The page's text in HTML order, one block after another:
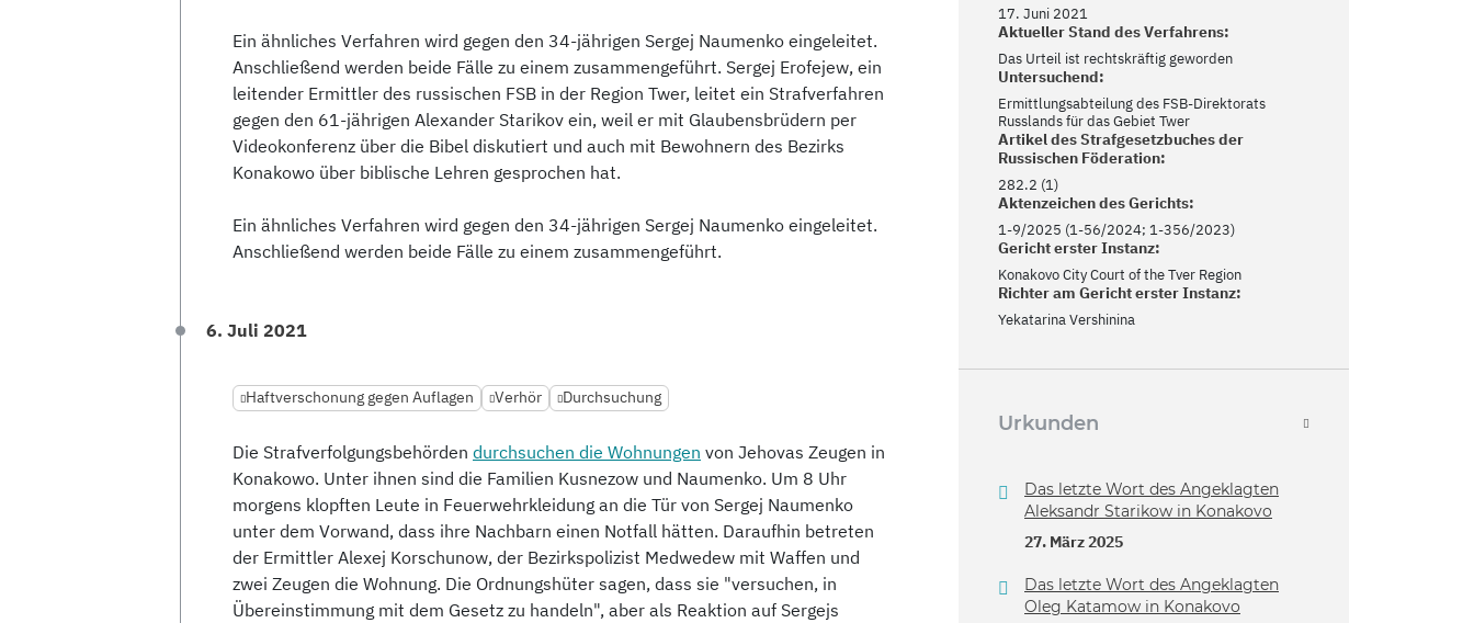
Ein ähnliches Verfahren wird gegen den 34-jährigen Sergej Naumenko eingeleitet.
Anschließend werden beide Fälle zu einem zusammengeführt. Sergej Erofejew, ein
leitender Ermittler des russischen FSB in der Region Twer, leitet ein Strafverfahren
gegen den 61-jährigen Alexander Starikov ein, weil er mit Glaubensbrüdern per
Videokonferenz über die Bibel diskutiert und auch mit Bewohnern des Bezirks
Konakowo über biblische Lehren gesprochen hat.
Ein ähnliches Verfahren wird gegen den 34-jährigen Sergej Naumenko eingeleitet.
Anschließend werden beide Fälle zu einem zusammengeführt.
6. Juli 2021
Haftverschonung gegen Auflagen Verhör Durchsuchung
Die Strafverfolgungsbehörden durchsuchen die Wohnungen von Jehovas Zeugen in
Konakowo. Unter ihnen sind die Familien Kusnezow und Naumenko. Um 8 Uhr
morgens klopften Leute in Feuerwehrkleidung an die Tür von Sergej Naumenko
unter dem Vorwand, dass ihre Nachbarn einen Notfall hätten. Daraufhin betreten
der Ermittler Alexej Korschunow, der Bezirkspolizist Medwedew mit Waffen und
zwei Zeugen die Wohnung. Die Ordnungshüter sagen, dass sie "versuchen, in
Übereinstimmung mit dem Gesetz zu handeln", aber als Reaktion auf Sergejs
17. Juni 2021
Aktueller Stand des Verfahrens:
Das Urteil ist rechtskräftig geworden
Untersuchend:
Ermittlungsabteilung des FSB-Direktorats
Russlands für das Gebiet Twer
Artikel des Strafgesetzbuches der
Russischen Föderation:
282.2 (1)
Aktenzeichen des Gerichts:
1-9/2025 (1-56/2024; 1-356/2023)
Gericht erster Instanz:
Konakovo City Court of the Tver Region
Richter am Gericht erster Instanz:
Yekatarina Vershinina
Urkunden
Das letzte Wort des Angeklagten
Aleksandr Starikow in Konakovo
27. März 2025
Das letzte Wort des Angeklagten
Oleg Katamow in Konakovo